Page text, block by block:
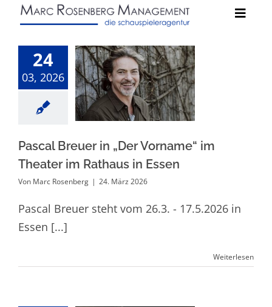
Zum
Inhalt
springen
Toggle
Schauspieler:innen
News
24
03, 2026
Pascal Breuer in
„Der Vorname“
im Theater im
Rathaus in
Pascal Breuer in „Der Vorname“ im
Theater im Rathaus in Essen
Von Marc Rosenberg | 24. März 2026
Pascal Breuer steht vom 26.3. - 17.5.2026 in
Essen [...]
Weiterlesen